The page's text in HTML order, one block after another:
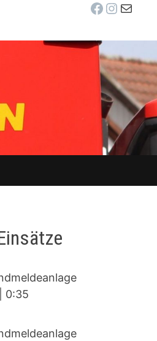
Facebook
E-Mail
0:35